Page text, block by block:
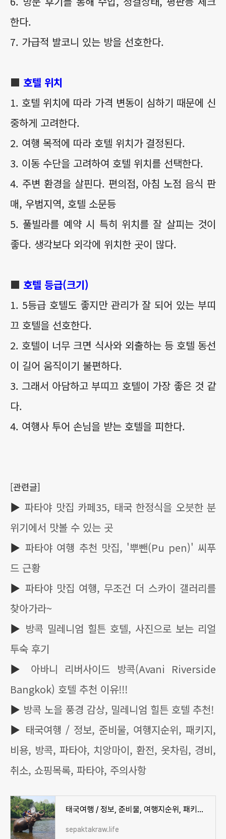
한다.
7. 가급적 발코니 있는 방을 선호한다.
■ 호텔 위치
1. 호텔 위치에 따라 가격 변동이 심하기 때문에 신
중하게 고려한다.
2. 여행 목적에 따라 호텔 위치가 결정된다.
3. 이동 수단을 고려하여 호텔 위치를 선택한다.
4. 주변 환경을 살핀다. 편의점, 아침 노점 음식 판
매, 우범지역, 호텔 소문등
5. 풀빌라를 예약 시 특히 위치를 잘 살피는 것이
좋다. 생각보다 외각에 위치한 곳이 많다.
■ 호텔 등급(크기)
1. 5등급 호텔도 좋지만 관리가 잘 되어 있는 부띠
끄 호텔을 선호한다.
2. 호텔이 너무 크면 식사와 외출하는 등 호텔 동선
이 길어 움직이기 불편하다.
3. 그래서 아담하고 부띠끄 호텔이 가장 좋은 것 같
다.
4. 여행사 투어 손님을 받는 호텔을 피한다.
[관련글]
▶ 파타야 맛집 카페35, 태국 한정식을 오븟한 분
위기에서 맛볼 수 있는 곳
▶파타야 여행 추천 맛집, '뿌뺀(Pu pen)' 씨푸
드 근황
▶ 파타야 맛집 여행, 무조건 더 스카이 갤러리를
찾아가라~
▶ 방콕 밀레니엄 힐튼 호텔, 사진으로 보는 리얼
투숙 후기
▶ 아바니 리버사이드 방콕(Avani Riverside
Bangkok) 호텔 추천 이유!!!
▶ 방콕 노을 풍경 감상, 밀레니엄 힐튼 호텔 추천!
▶ 태국여행 / 정보, 준비물, 여행지순위, 패키지,
비용, 방콕, 파타야, 치앙마이, 환전, 옷차림, 경비,
취소, 쇼핑목록, 파타야, 주의사항
태국여행 / 정보, 준비물, 여행지순위, 패키지, 비용, 방콕, 파타야, 치앙마이, 환전, 옷차림, 경비
sepaktakraw.life